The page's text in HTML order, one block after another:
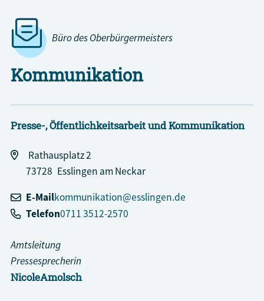
Büro des Oberbürgermeisters
Kommunikation
Presse-, Öffentlichkeitsarbeit und Kommunikation
Rathausplatz 2
73728 Esslingen am Neckar
E-Mailkommunikation@esslingen.de
Telefon0711 3512-2570
NicoleAmolsch
Amtsleitung
Pressesprecherin